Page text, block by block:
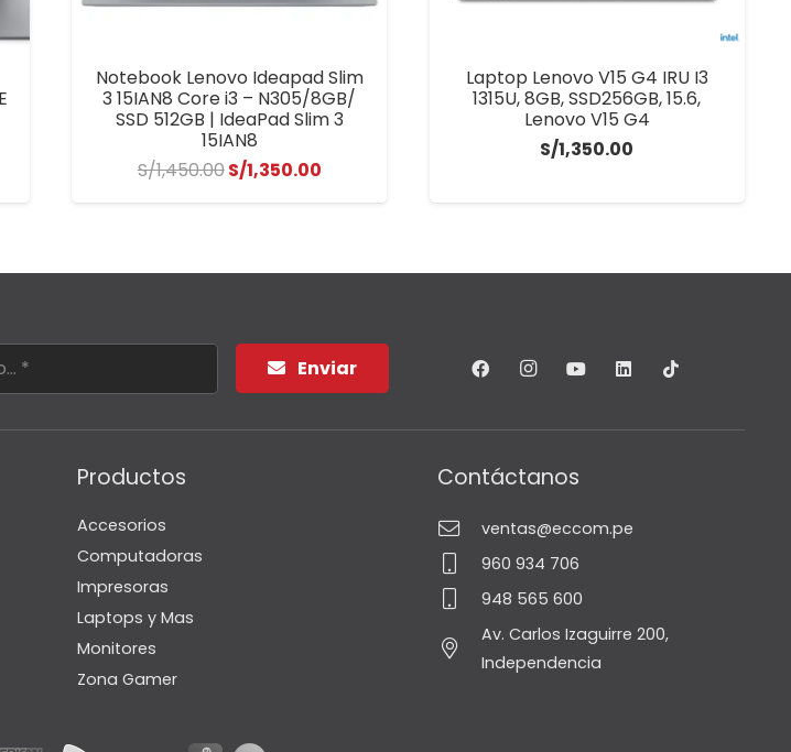
Notebook Lenovo Ideapad Slim
3 15IAN8 Core i3 – N305/8GB/
SSD 512GB | IdeaPad Slim 3
15IAN8
S/1,450.00El
precio
S/1,350.00El
precio
Laptop Lenovo V15 G4 IRU I3
1315U, 8GB, SSD256GB, 15.6,
Lenovo V15 G4
S/1,350.00
Enviar
Productos
Accesorios
Computadoras
Impresoras
Laptops y Mas
Monitores
Zona Gamer
Contáctanos
ventas@eccom.pe
960 934 706
948 565 600
Av. Carlos Izaguirre 200,
Independencia